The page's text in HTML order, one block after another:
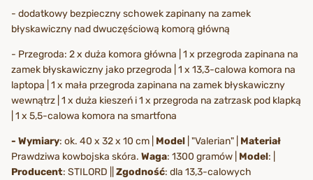
- dodatkowy bezpieczny schowek zapinany na zamek
błyskawiczny nad dwuczęściową komorą główną
- Przegroda: 2 x duża komora główna | 1 x przegroda zapinana na
zamek błyskawiczny jako przegroda | 1 x 13,3-calowa komora na
laptopa | 1 x mała przegroda zapinana na zamek błyskawiczny
wewnątrz | 1 x duża kieszeń i 1 x przegroda na zatrzask pod klapką
| 1 x 5,5-calowa komora na smartfona
- Wymiary: ok. 40 x 32 x 10 cm | Model | "Valerian" | Materiał
Prawdziwa kowbojska skóra. Waga: 1300 gramów | Model: |
Producent: STILORD || Zgodność: dla 13,3-calowych